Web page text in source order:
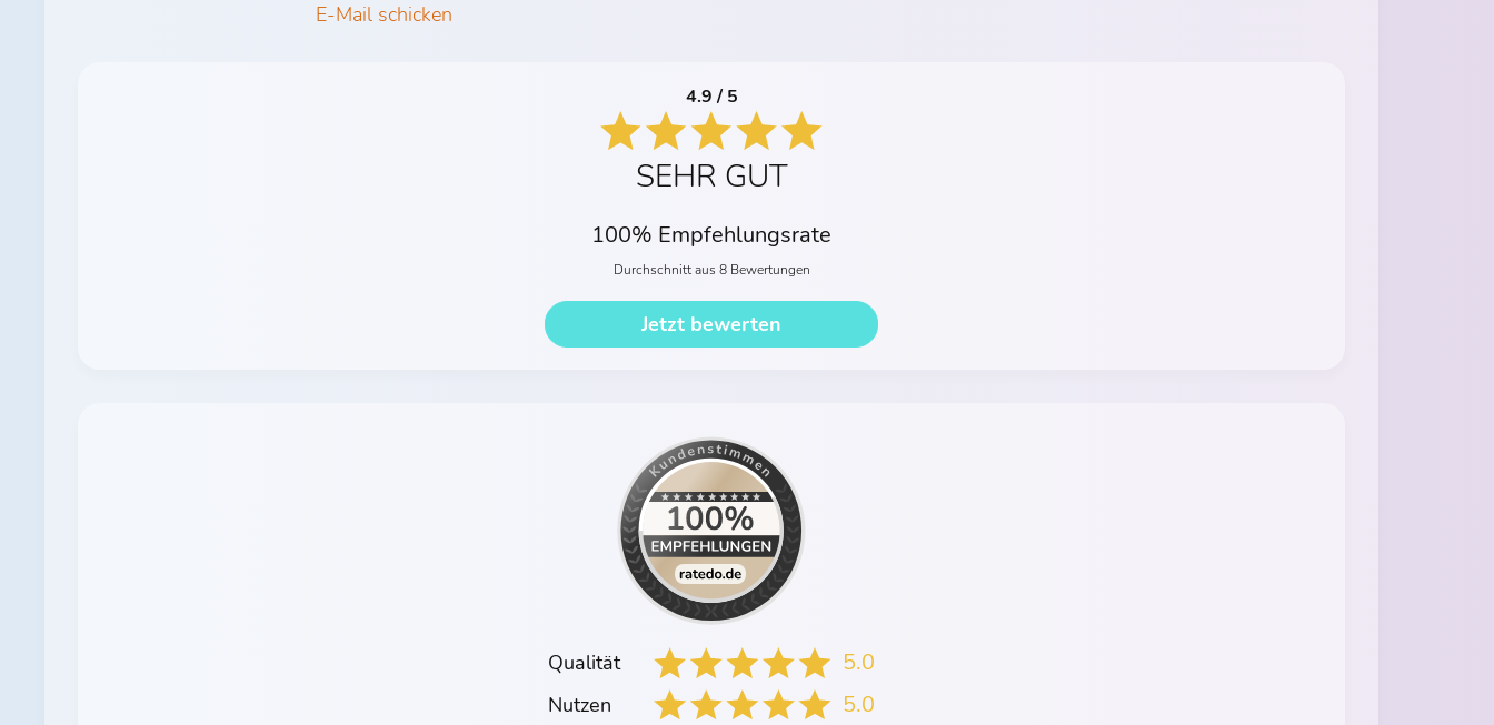
E-Mail schicken
4.9 / 5
SEHR GUT
100% Empfehlungsrate
Durchschnitt aus 8 Bewertungen
Jetzt bewerten
Qualität 5.0
Nutzen 5.0